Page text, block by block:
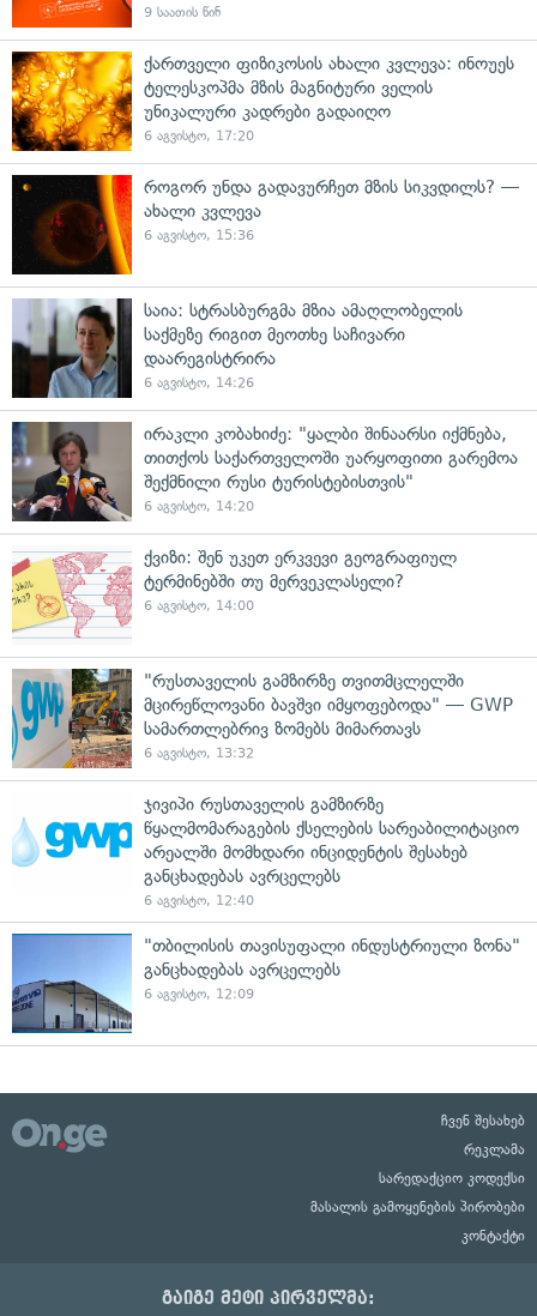
9 საათის წინ
ქართველი ფიზიკოსის ახალი კვლევა: ინოუეს
ტელესკოპმა მზის მაგნიტური ველის
უნიკალური კადრები გადაიღო
6 აგვისტო, 17:20
როგორ უნდა გადავურჩეთ მზის სიკვდილს? —
ახალი კვლევა
6 აგვისტო, 15:36
საია: სტრასბურგმა მზია ამაღლობელის
საქმეზე რიგით მეოთხე საჩივარი
დაარეგისტრირა
6 აგვისტო, 14:26
ირაკლი კობახიძე: "ყალბი შინაარსი იქმნება,
თითქოს საქართველოში უარყოფითი გარემოა
შექმნილი რუსი ტურისტებისთვის"
6 აგვისტო, 14:20
ქვიზი: შენ უკეთ ერკვევი გეოგრაფიულ
ტერმინებში თუ მერვეკლასელი?
6 აგვისტო, 14:00
"რუსთაველის გამზირზე თვითმცლელში
მცირეწლოვანი ბავშვი იმყოფებოდა" — GWP
სამართლებრივ ზომებს მიმართავს
6 აგვისტო, 13:32
ჯივიპი რუსთაველის გამზირზე
წყალმომარაგების ქსელების სარეაბილიტაციო
არეალში მომხდარი ინციდენტის შესახებ
განცხადებას ავრცელებს
6 აგვისტო, 12:40
"თბილისის თავისუფალი ინდუსტრიული ზონა"
განცხადებას ავრცელებს
6 აგვისტო, 12:09
ჩვენ შესახებ
რეკლამა
სარედაქციო კოდექსი
მასალის გამოყენების პირობები
კონტაქტი
გაიგე მეტი პირველმა: